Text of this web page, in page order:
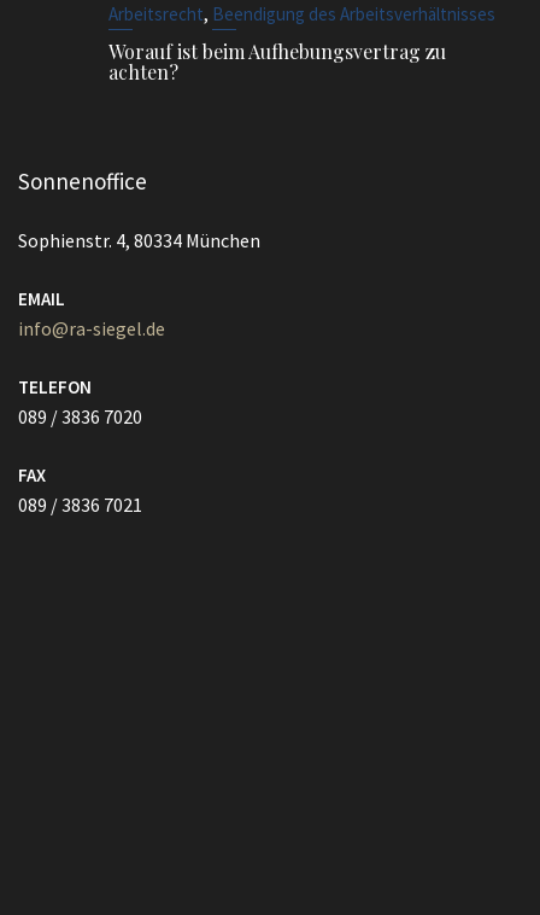
Arbeitsrecht, Beendigung des Arbeitsverhältnisses
Worauf ist beim Aufhebungsvertrag zu
achten?
Sonnenoffice
Sophienstr. 4, 80334 München
EMAIL
info@ra-siegel.de
TELEFON
089 / 3836 7020
FAX
089 / 3836 7021